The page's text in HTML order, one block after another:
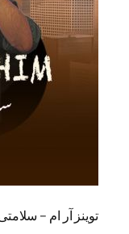
– سلامتی قی ننه